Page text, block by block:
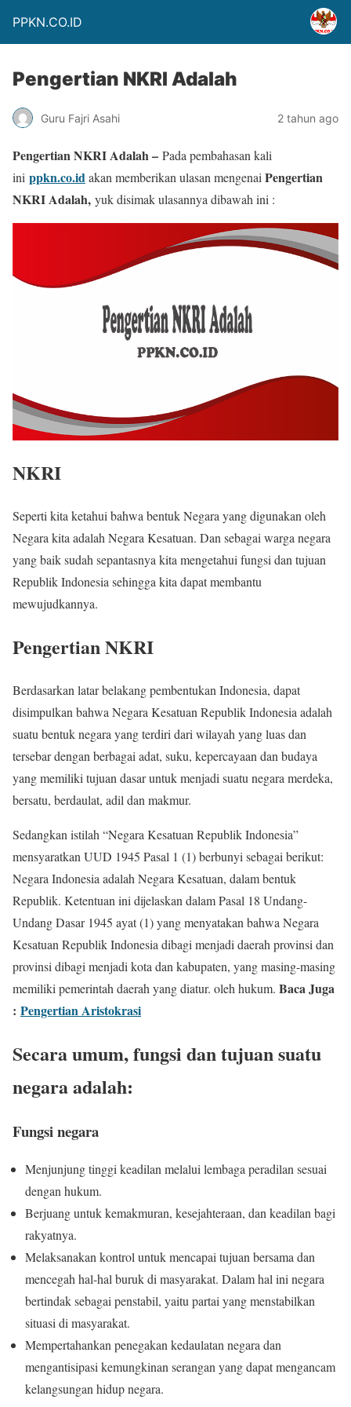
PPKN.CO.ID
Pengertian NKRI Adalah
Guru Fajri Asahi 2 tahun ago
Pengertian NKRI Adalah – Pada pembahasan kali
ini ppkn.co.idakan memberikan ulasan mengenai Pengertian
NKRI Adalah, yuk disimak ulasannya dibawah ini :
NKRI
Seperti kita ketahui bahwa bentuk Negara yang digunakan oleh
Negara kita adalah Negara Kesatuan. Dan sebagai warga negara
yang baik sudah sepantasnya kita mengetahui fungsi dan tujuan
Republik Indonesia sehingga kita dapat membantu
mewujudkannya.
Pengertian NKRI
Berdasarkan latar belakang pembentukan Indonesia, dapat
disimpulkan bahwa Negara Kesatuan Republik Indonesia adalah
suatu bentuk negara yang terdiri dari wilayah yang luas dan
tersebar dengan berbagai adat, suku, kepercayaan dan budaya
yang memiliki tujuan dasar untuk menjadi suatu negara merdeka,
bersatu, berdaulat, adil dan makmur.
Sedangkan istilah “Negara Kesatuan Republik Indonesia”
mensyaratkan UUD 1945 Pasal 1 (1) berbunyi sebagai berikut:
Negara Indonesia adalah Negara Kesatuan, dalam bentuk
Republik. Ketentuan ini dijelaskan dalam Pasal 18 Undang-
Undang Dasar 1945 ayat (1) yang menyatakan bahwa Negara
Kesatuan Republik Indonesia dibagi menjadi daerah provinsi dan
provinsi dibagi menjadi kota dan kabupaten, yang masing-masing
memiliki pemerintah daerah yang diatur. oleh hukum. Baca Juga
: Pengertian Aristokrasi
Secara umum, fungsi dan tujuan suatu
negara adalah:
Fungsi negara
Menjunjung tinggi keadilan melalui lembaga peradilan sesuai
dengan hukum.
Berjuang untuk kemakmuran, kesejahteraan, dan keadilan bagi
rakyatnya.
Melaksanakan kontrol untuk mencapai tujuan bersama dan
mencegah hal-hal buruk di masyarakat. Dalam hal ini negara
bertindak sebagai penstabil, yaitu partai yang menstabilkan
situasi di masyarakat.
Mempertahankan penegakan kedaulatan negara dan
mengantisipasi kemungkinan serangan yang dapat mengancam
kelangsungan hidup negara.